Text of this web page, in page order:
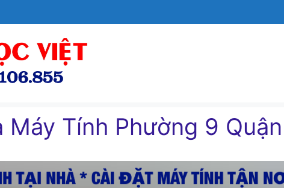
Máy Tính Phường 9